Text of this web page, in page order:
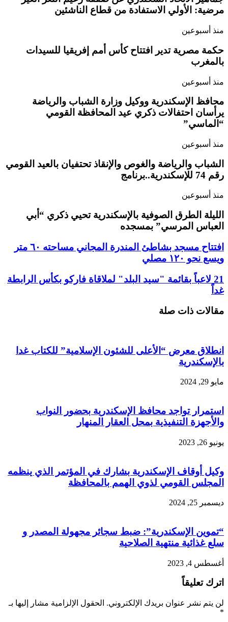
مرضية: الأولي الاستفادة من قطاع الناشئين
منذ أسبوعين
حكمة مصرية تدير افتتاح كأس أمم إفريقيا للسيدات
بالمغرب
منذ أسبوعين
محافظ الإسكندرية ووكيل وزارة الشباب والرياضة
يرأسان احتفالات ذكري عيد المحافظة القومي
“الماسي”
منذ أسبوعين
الشباب والرياضة والغوص والإنقاذ تحتفيان بالعيد القومي
رقم 74 للإسكندرية..برنامج
منذ أسبوعين
الليلة الطرق الصوفية بالإسكندرية تحيي ذكري “أبي
العباس المرسي” بمسجده
افتتاح مسجد بشاطئ المندرة المجاني مساحته ٦٠ متر
ويسع نحو ١٢٠ مصلي
21 لاعباً بقائمة "سيد البلد" لملاقاة فاركو بكأس الرابطة
غداً
مقالات ذات صلة
انطلاق معرض “الأعلى للشئون الإسلامية” للكتاب غدا
بالإسكندرية
مايو 29, 2024
استمرار تواجد محافظ الإسكندرية بحضور النواب
والأجهزة التنفيذية بمحل العقار المنهار
يونيو 26, 2023
وكيل أوقاف الإسكندرية بشارك في المؤتمر الذي ينظمه
المجلس القومي لذوي الهمم بالمحافظة
ديسمبر 25, 2024
“تموين الإسكندرية”: ضبط سجائر مجهولة المصدر و
سلع غذائية منتهية الصلاحية
أغسطس 4, 2023
اترك تعليقاً
لن يتم نشر عنوان بريدك الإلكتروني. الحقول الإلزامية مشار إليها بـ
*